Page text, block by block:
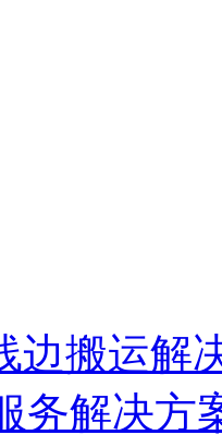
边搬运解
务解决方